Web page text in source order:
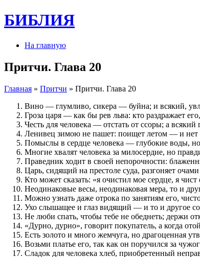
БИБЛИЯ
На главную
Притчи. Глава 20
Главная » Притчи » Притчи. Глава 20
Вино — глумливо, сикера — буйна; и всякий,
Гроза царя — как бы рев льва: кто раздражает
Честь для человека — отстать от ссоры; а всякий
Ленивец зимою не пашет: поищет летом — и нет
Помыслы в сердце человека — глубокие воды,
Многие хвалят человека за милосердие, но
Праведник ходит в своей непорочности:
Царь, сидящий на престоле суда, разгоняет
Кто может сказать: «я очистил мое сердце, я чист
Неодинаковые весы, неодинаковая мера, то и
Можно узнать даже отрока по занятиям его,
Ухо слышащее и глаз видящий — и то и другое
Не люби спать, чтобы тебе не обеднеть; держи
«Дурно, дурно», говорит покупатель, а когда
Есть золото и много жемчуга, но драгоценная
Возьми платье его, так как он поручился за
Сладок для человека хлеб, приобретенный